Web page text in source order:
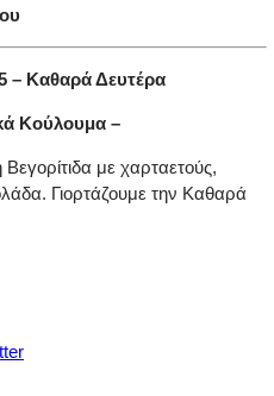
– Καθαρά Δευτέρα
Κούλουμα –
με χαρταετούς,
Γιορτάζουμε την Καθαρά